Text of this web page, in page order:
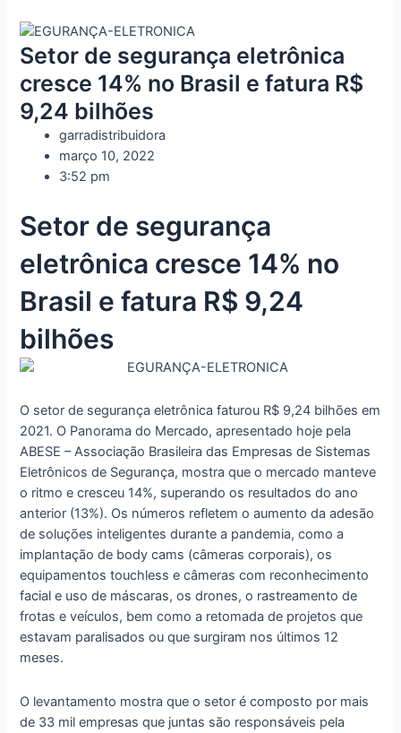
Setor de segurança eletrônica
cresce 14% no Brasil e fatura R$
9,24 bilhões
garradistribuidora
março 10, 2022
3:52 pm
Setor de segurança
eletrônica cresce 14% no
Brasil e fatura R$ 9,24
bilhões
O setor de segurança eletrônica faturou R$ 9,24 bilhões em
2021. O Panorama do Mercado, apresentado hoje pela
ABESE – Associação Brasileira das Empresas de Sistemas
Eletrônicos de Segurança, mostra que o mercado manteve
o ritmo e cresceu 14%, superando os resultados do ano
anterior (13%). Os números refletem o aumento da adesão
de soluções inteligentes durante a pandemia, como a
implantação de body cams (câmeras corporais), os
equipamentos touchless e câmeras com reconhecimento
facial e uso de máscaras, os drones, o rastreamento de
frotas e veículos, bem como a retomada de projetos que
estavam paralisados ou que surgiram nos últimos 12
meses.
O levantamento mostra que o setor é composto por mais
de 33 mil empresas que juntas são responsáveis pela